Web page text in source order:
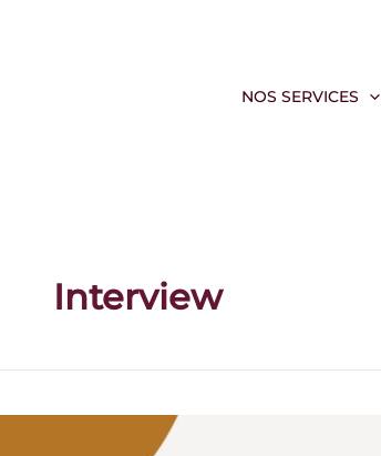
NOS SERVICES
Interview